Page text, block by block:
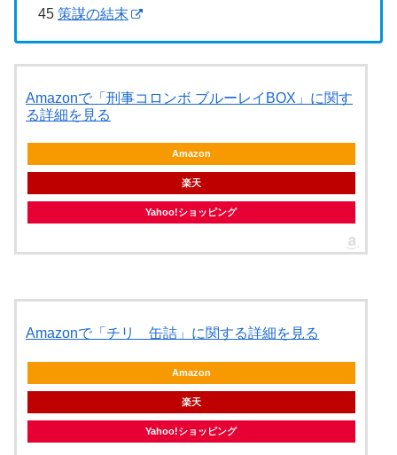
45 策謀の結末
Amazonで「刑事コロンボ ブルーレイBOX」に関す
る詳細を見る
Amazon
楽天
Yahoo!ショッピング
Amazonで「チリ 缶詰」に関する詳細を見る
Amazon
楽天
Yahoo!ショッピング